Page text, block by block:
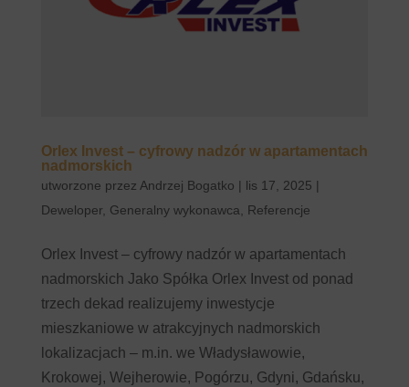
Orlex Invest – cyfrowy nadzór w apartamentach
nadmorskich
utworzone przez Andrzej Bogatko | lis 17, 2025 |
Deweloper, Generalny wykonawca, Referencje
Orlex Invest – cyfrowy nadzór w apartamentach
nadmorskich Jako Spółka Orlex Invest od ponad
trzech dekad realizujemy inwestycje
mieszkaniowe w atrakcyjnych nadmorskich
lokalizacjach – m.in. we Władysławowie,
Krokowej, Wejherowie, Pogórzu, Gdyni, Gdańsku,